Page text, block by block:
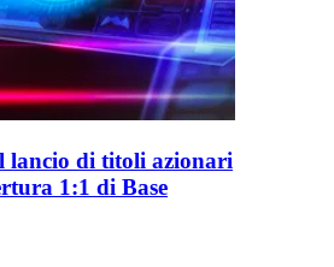
lancio di titoli azionari
1:1 di Base